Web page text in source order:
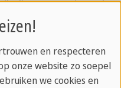
georganiseerd
excursies,
contacten
te delen met je
en respecteren
onze website zo soepel
we cookies en